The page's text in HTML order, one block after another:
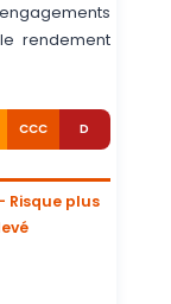
rendement
CCC D
Risque plus